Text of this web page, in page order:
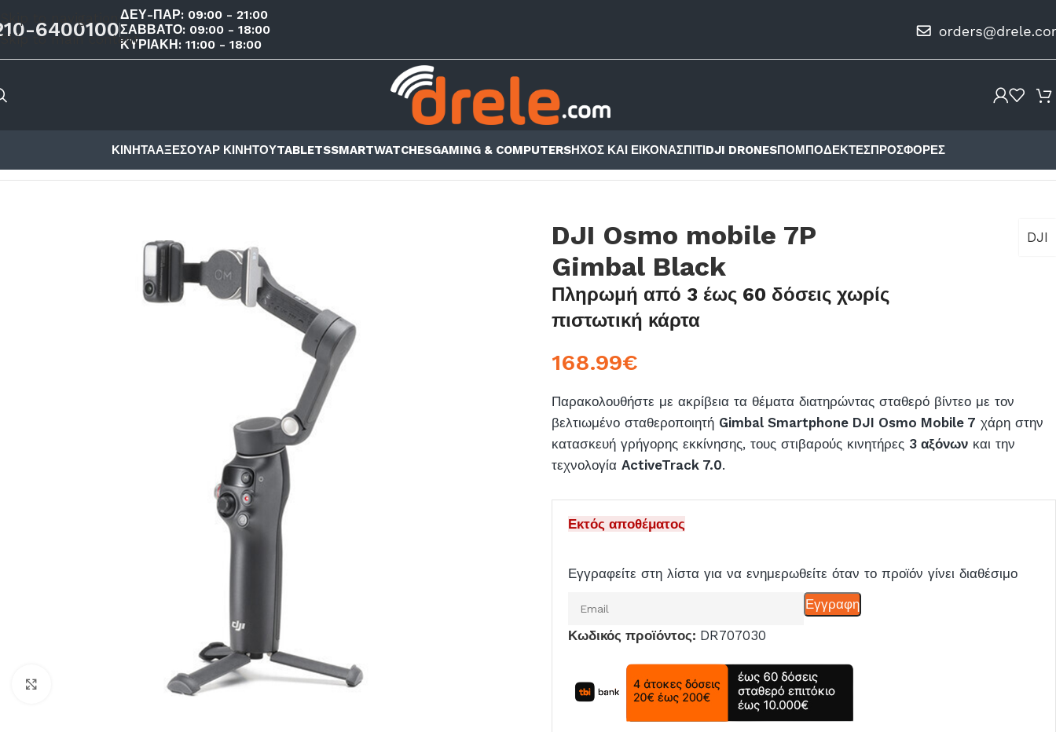
Skip to main content
6400100
ΔΕΥ-ΠΑΡ: 09:00 - 21:00
ΣΑΒΒΑΤΟ: 09:00 - 18:00
ΚΥΡΙΑΚΗ: 11:00 - 18:00
ΚΙΝΗΤΑΑΞΕΣΟΥΑΡ ΚΙΝΗΤΟΥTABLETSSMARTWATCHESGAMING & COMPUTERSΗΧΟΣ ΚΑΙ ΕΙΚΟΝΑΣΠΙΤΙDJI DRONESΠΟΜΠΟΔΈΚΤΕΣΠΡΟΣΦΟΡΈΣ
DJI Osmo mobile 7P
Gimbal Black
Πληρωμή από 3 έως 60 δόσεις χωρίς
πιστωτική κάρτα
DJI
168.99€
Παρακολουθήστε με ακρίβεια τα θέματα διατηρώντας σταθερό βίντεο με τον
βελτιωμένο σταθεροποιητή Gimbal Smartphone DJI Osmo Mobile 7 χάρη στην
κατασκευή γρήγορης εκκίνησης, τους στιβαρούς κινητήρες 3 αξόνων και την
τεχνολογία ActiveTrack 7.0.
Εκτός αποθέματος
Εγγραφείτε στη λίστα για να ενημερωθείτε όταν το προϊόν γίνει διαθέσιμο
email
για
να
Εγγραφη
Κωδικός προϊόντος: DR707030